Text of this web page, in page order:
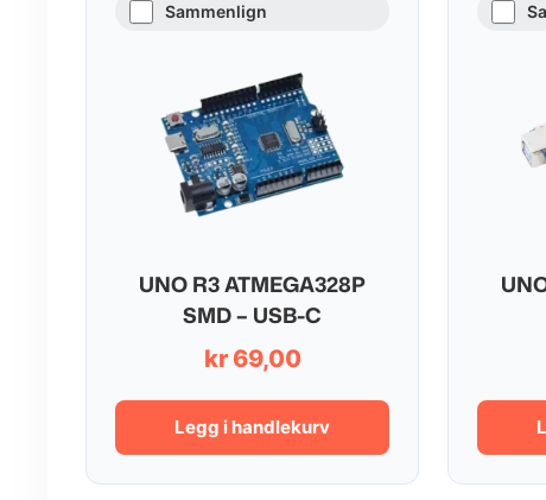
Sammenlign
UNO R3 ATMEGA328P
SMD – USB-C
kr69,00
Legg i handlekurv